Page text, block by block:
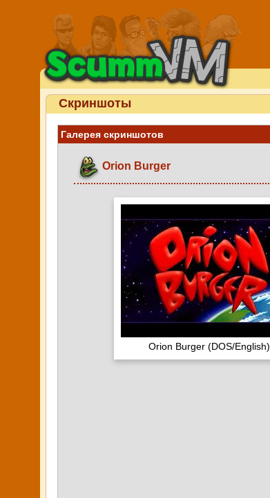
Скриншоты
Галерея скриншотов
Orion Burger
Orion Burger (DOS/English)